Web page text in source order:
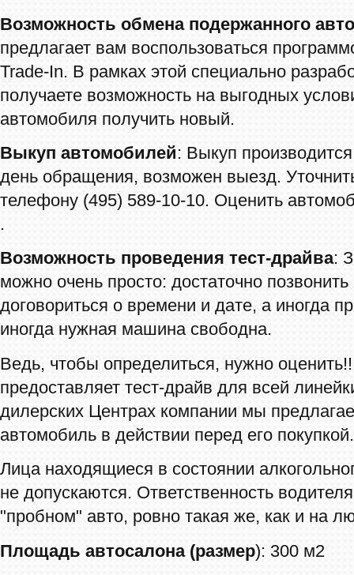
Возможность обмена подержанного
предлагает вам воспользоваться
Trade-In. В рамках этой специально
получаете возможность на выгодных
автомобиля получить новый.
Выкуп автомобилей: Выкуп
день обращения, возможен выезд.
телефону (495) 589-10-10. Оценить
.
Возможность проведения тест-драйва:
можно очень просто: достаточно
договориться о времени и дате, а иногда
иногда нужная машина свободна.
Ведь, чтобы определиться, нужно
предоставляет тест-драйв для всей
дилерских Центрах компании мы
автомобиль в действии перед его покупкой.
Лица находящиеся в состоянии
не допускаются. Ответственность
"пробном" авто, ровно такая же, как и на
Площадь автосалона (размер): 300 м2